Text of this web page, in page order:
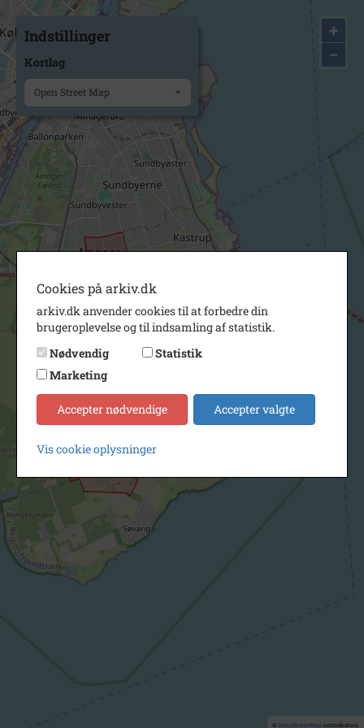
+
−
© OpenStreetMapcontributors.
Indstillinger
Kortlag
Open Street Map
Cookies på arkiv.dk
arkiv.dk anvender cookies til at forbedre din
brugeroplevelse og til indsamling af statistik.
Nødvendig
Statistik
Marketing
Accepter nødvendige Accepter valgte
Vis cookie oplysninger